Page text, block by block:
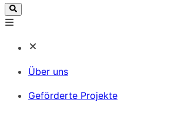
Über uns
Geförderte Projekte